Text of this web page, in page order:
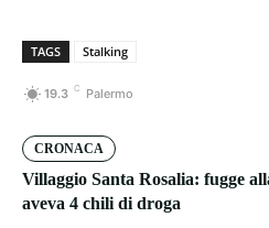
TAGS Stalking
19.3 C Palermo
CRONACA
Villaggio Santa Rosalia: fugge
aveva 4 chili di droga